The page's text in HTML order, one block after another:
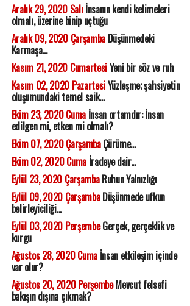
Aralık 29, 2020 Salıİnsanın kendi kelimeleri
olmalı, üzerine binip uçtuğu
Aralık 09, 2020 ÇarşambaDüşünmedeki
Karmaşa...
Kasım 21, 2020 CumartesiYeni bir söz ve ruh
Kasım 02, 2020 PazartesiYüzleşme; şahsiyetin
oluşumundaki temel saik...
Ekim 23, 2020 Cumaİnsan ortamdır: İnsan
edilgen mi, etken mi olmalı?
Ekim 07, 2020 ÇarşambaÇürüme...
Ekim 02, 2020 Cumaİradeye dair...
Eylül 23, 2020 ÇarşambaRuhun Yalnızlığı
Eylül 09, 2020 ÇarşambaDüşünmede ufkun
belirleyiciliği...
Eylül 03, 2020 PerşembeGerçek, gerçeklik ve
kurgu
Ağustos 28, 2020 Cumaİnsan etkileşim içinde
var olur?
Ağustos 20, 2020 PerşembeMevcut felsefi
bakışın dışına çıkmak?